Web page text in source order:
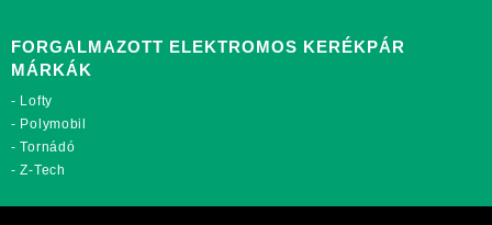
FORGALMAZOTT ELEKTROMOS KERÉKPÁR
MÁRKÁK
- Lofty
- Polymobil
-Tornádó
-Z-Tech